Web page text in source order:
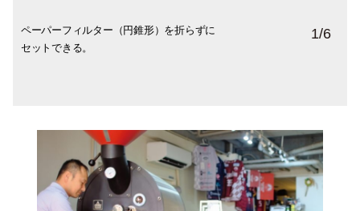
ペーパーフィルター（円錐形）を折らずに
セットできる。
「らせんスロープ」は、おいしさを十分に
引き出せる速度でドリップできるデザイ
ドリッパーの下部にある「タンク」にコー
ヒーが落ち始めたら「蒸らし」のお湯をス
「蒸らし」が完了したら、あとはお湯を中
心にポトポト注ぐだけ。
カップにも工夫が。目安ラインがあり、一
杯分のコーヒー粉12gに適した抽出量
1/6